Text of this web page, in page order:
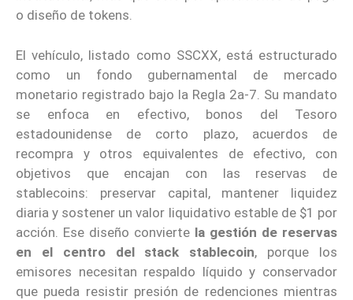
o diseño de tokens.
El vehículo, listado como SSCXX, está estructurado
como un fondo gubernamental de mercado
monetario registrado bajo la Regla 2a-7. Su mandato
se enfoca en efectivo, bonos del Tesoro
estadounidense de corto plazo, acuerdos de
recompra y otros equivalentes de efectivo, con
objetivos que encajan con las reservas de
stablecoins: preservar capital, mantener liquidez
diaria y sostener un valor liquidativo estable de $1 por
acción. Ese diseño convierte la gestión de reservas
en el centro del stack stablecoin, porque los
emisores necesitan respaldo líquido y conservador
que pueda resistir presión de redenciones mientras